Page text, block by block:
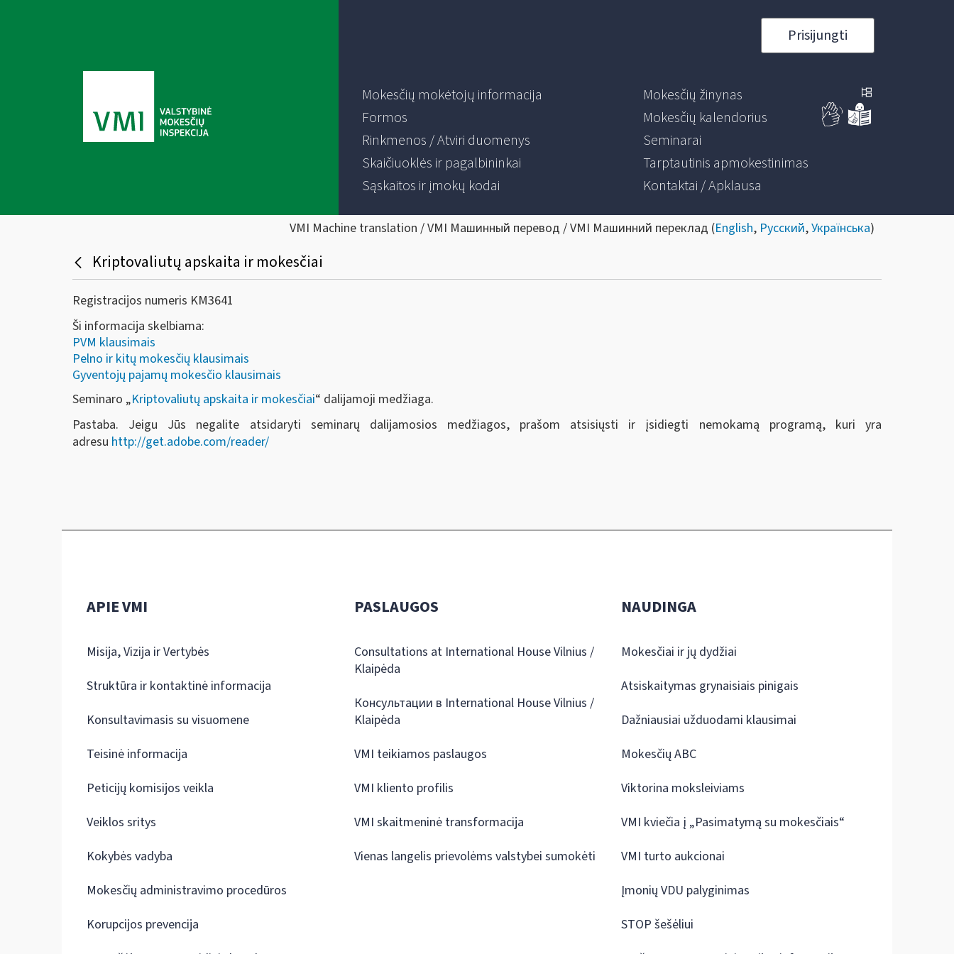
Prisijungti
Mokesčių mokėtojų informacija
Formos
Rinkmenos / Atviri duomenys
Skaičiuoklės ir pagalbininkai
Sąskaitos ir įmokų kodai
Mokesčių žinynas
Mokesčių kalendorius
Seminarai
Tarptautinis apmokestinimas
Kontaktai / Apklausa
VMI Machine translation / VMI Машинный перевод / VMI Машинний переклад (English, Русский,Українська)
Kriptovaliutų apskaita ir mokesčiai
Registracijos numeris KM3641
Ši informacija skelbiama:
PVM klausimais
Pelno ir kitų mokesčių klausimais
Gyventojų pajamų mokesčio klausimais
Seminaro „Kriptovaliutų apskaita ir mokesčiai“ dalijamoji medžiaga.
Pastaba. Jeigu Jūs negalite atsidaryti seminarų dalijamosios medžiagos, prašom atsisiųsti ir įsidiegti nemokamą programą, kuri yra
adresu http://get.adobe.com/reader/
APIE VMI
Misija, Vizija ir Vertybės
Struktūra ir kontaktinė informacija
Konsultavimasis su visuomene
Teisinė informacija
Peticijų komisijos veikla
Veiklos sritys
Kokybės vadyba
Mokesčių administravimo procedūros
Korupcijos prevencija
PASLAUGOS
Consultations at International House Vilnius /
Klaipėda
Консультации в International House Vilnius /
Klaipėda
VMI teikiamos paslaugos
VMI kliento profilis
VMI skaitmeninė transformacija
Vienas langelis prievolėms valstybei sumokėti
NAUDINGA
Mokesčiai ir jų dydžiai
Atsiskaitymas grynaisiais pinigais
Dažniausiai užduodami klausimai
Mokesčių ABC
Viktorina moksleiviams
VMI kviečia į „Pasimatymą su mokesčiais“
VMI turto aukcionai
Įmonių VDU palyginimas
STOP šešėliui